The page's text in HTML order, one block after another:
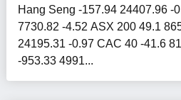
Hang Seng -157.94 24407.96 -
7730.82 -4.52 ASX 200 49.1
24195.31 -0.97 CAC 40 -41.6
-953.33 4991...